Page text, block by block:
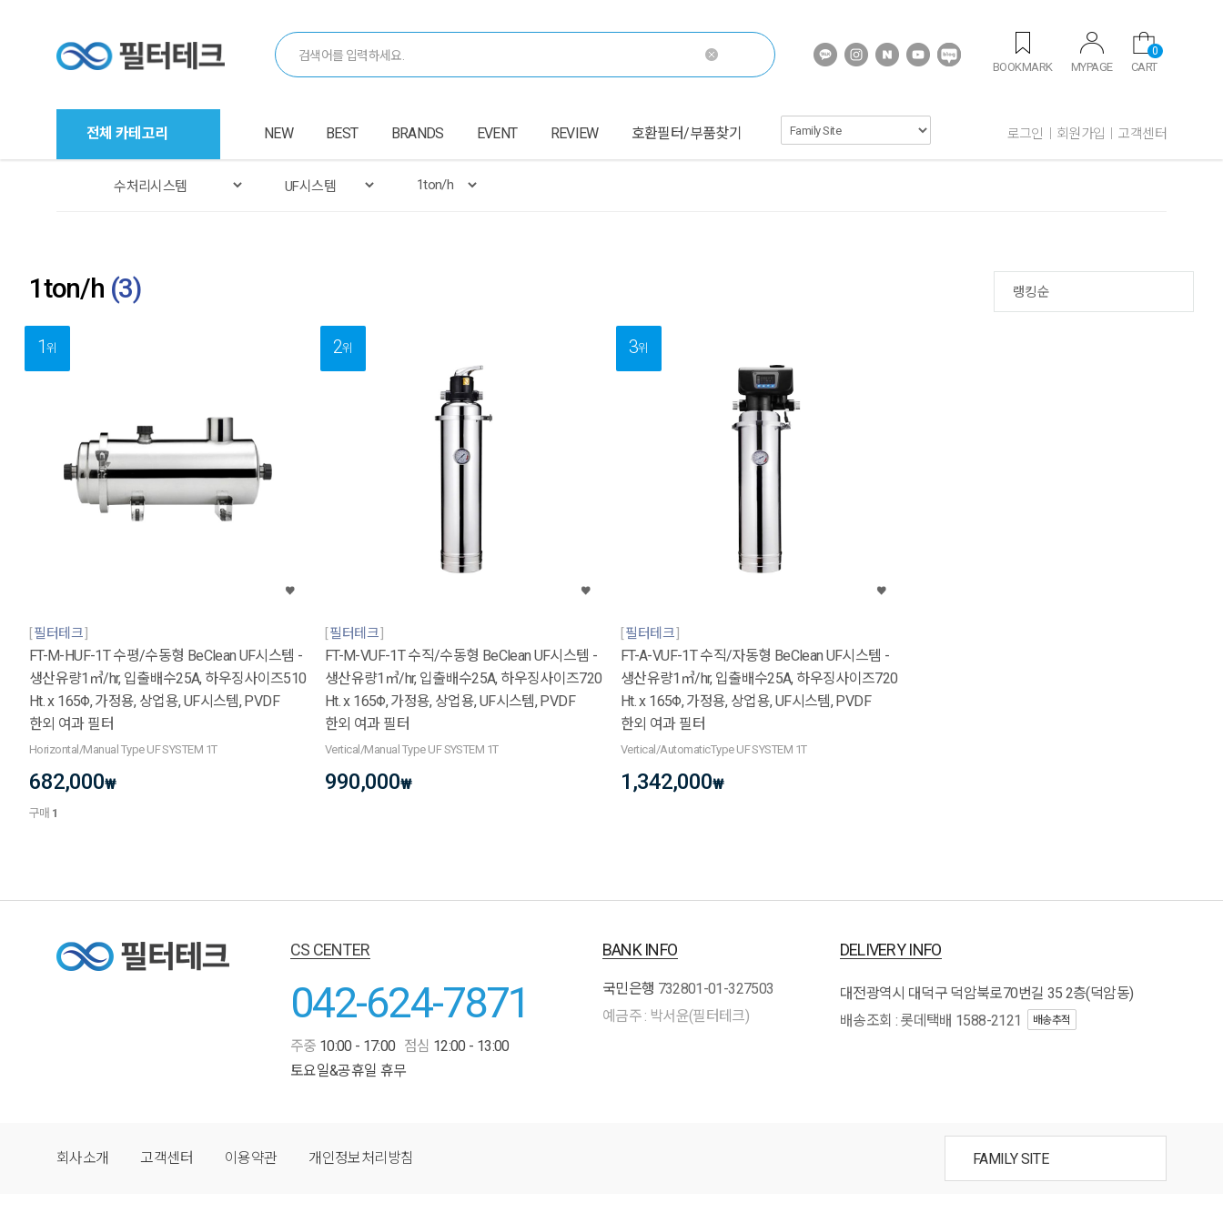
BOOKMARK MYPAGE CART
0
전체 카테고리 NEW BEST BRANDS EVENT REVIEW 호환필터/부품찾기 로그인 회원가입 고객센터
1ton/h (3) 랭킹순
1위
필터테크
FT-M-HUF-1T 수평/수동형 BeClean UF시스템 -
생산유량1㎥/hr, 입출배수25A, 하우징사이즈510
Ht. x 165Φ, 가정용, 상업용, UF시스템, PVDF
한외 여과 필터
Horizontal/Manual Type UF SYSTEM 1T
682,000₩
구매 1
2위
필터테크
FT-M-VUF-1T 수직/수동형 BeClean UF시스템 -
생산유량1㎥/hr, 입출배수25A, 하우징사이즈720
Ht. x 165Φ, 가정용, 상업용, UF시스템, PVDF
한외 여과 필터
Vertical/Manual Type UF SYSTEM 1T
990,000₩
3위
필터테크
FT-A-VUF-1T 수직/자동형 BeClean UF시스템 -
생산유량1㎥/hr, 입출배수25A, 하우징사이즈720
Ht. x 165Φ, 가정용, 상업용, UF시스템, PVDF
한외 여과 필터
Vertical/AutomaticType UF SYSTEM 1T
1,342,000₩
CS CENTER
042-624-7871
주중 10:00 - 17:00 점심 12:00 - 13:00
토요일&공휴일 휴무
BANK INFO
국민은행 732801-01-327503
예금주 : 박서윤(필터테크)
DELIVERY INFO
대전광역시 대덕구 덕암북로70번길 35 2층(덕암동)
배송조회 : 롯데택배 1588-2121
배송추적
회사소개 고객센터 이용약관 개인정보처리방침